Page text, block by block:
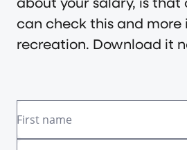
about your salary, is that
can check this and more
recreation. Download it
First name